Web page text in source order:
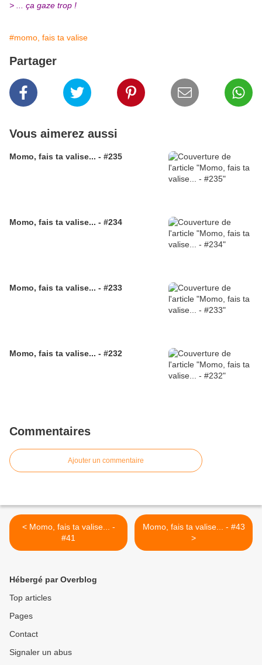
> ... ça gaze trop !
#momo, fais ta valise
Partager
Vous aimerez aussi
Momo, fais ta valise... - #235
Momo, fais ta valise... - #234
Momo, fais ta valise... - #233
Momo, fais ta valise... - #232
Commentaires
Ajouter un commentaire
< Momo, fais ta valise... -
#41
Momo, fais ta valise... - #43
>
Hébergé par Overblog
Top articles
Pages
Contact
Signaler un abus